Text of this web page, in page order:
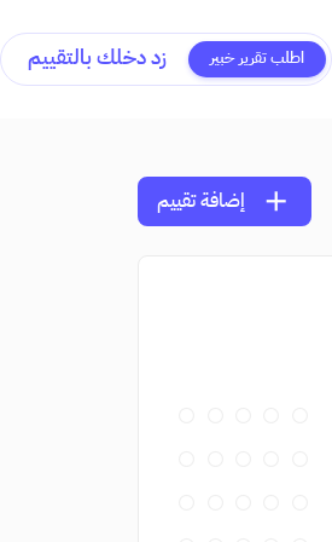
اطلب تقرير خبير زد دخلك بالتقييم
add إضافة تقييم